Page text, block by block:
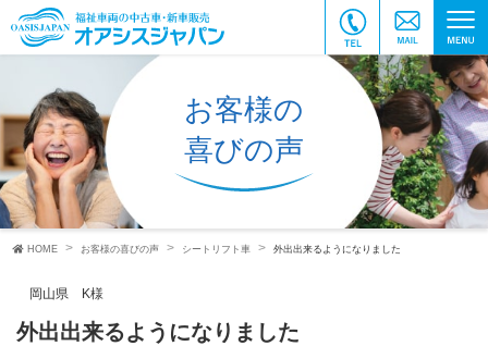
お客様の
喜びの声
HOME お客様の喜びの声 シートリフト車 外出出来るようになりました
岡山県 K様
外出出来るようになりました